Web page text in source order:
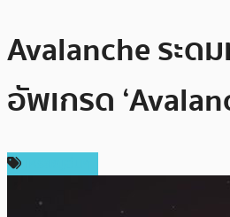
Avalanche ระด
อัพเกรด